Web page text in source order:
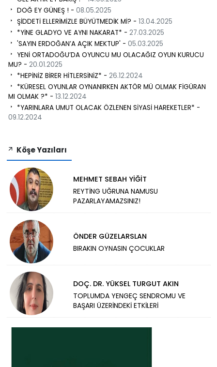
DOĞ EY GÜNEŞ ! - 08.05.2025
ŞİDDETİ ELLERİMİZLE BÜYÜTMEDİK Mİ? - 13.04.2025
*YİNE GLADYO VE AYNI NAKARAT* - 27.03.2025
'SAYIN ERDOĞAN’A AÇIK MEKTUP' - 05.03.2025
YENİ ORTADOĞU’DA OYUNCU MU OLACAĞIZ OYUN KURUCU
MU? - 20.01.2025
*HEPİNİZ BİRER HİTLERSİNİZ* - 26.12.2024
*KÜRESEL OYUNLAR OYNANIRKEN AKTÖR MÜ OLMAK FİGÜRAN
MI OLMAK ?* - 13.12.2024
*YARINLARA UMUT OLACAK ÖZLENEN SİYASİ HAREKETLER* -
09.12.2024
Köşe Yazıları
MEHMET SEBAH YİĞİT
REYTİNG UĞRUNA NAMUSU
PAZARLAYAMAZSINIZ!
ÖNDER GÜZELARSLAN
BIRAKIN OYNASIN ÇOCUKLAR
DOÇ. DR. YÜKSEL TURGUT AKIN
TOPLUMDA YENGEÇ SENDROMU VE
BAŞARI ÜZERİNDEKİ ETKİLERİ